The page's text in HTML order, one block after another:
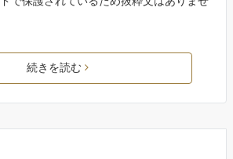
続きを読む